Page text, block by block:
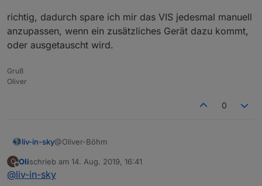
richtig, dadurch spare ich mir das VIS jedesmal manuell
anzupassen, wenn ein zusätzliches Gerät dazu kommt,
oder ausgetauscht wird.
Gruß
Oliver
0
liv-in-sky@Oliver-Böhm
und das ganze basiert auf den ping adapter und
O
Offline
Olischrieb am 14. Aug. 2019, 16:41
zuletzt editiert von
@liv-in-sky